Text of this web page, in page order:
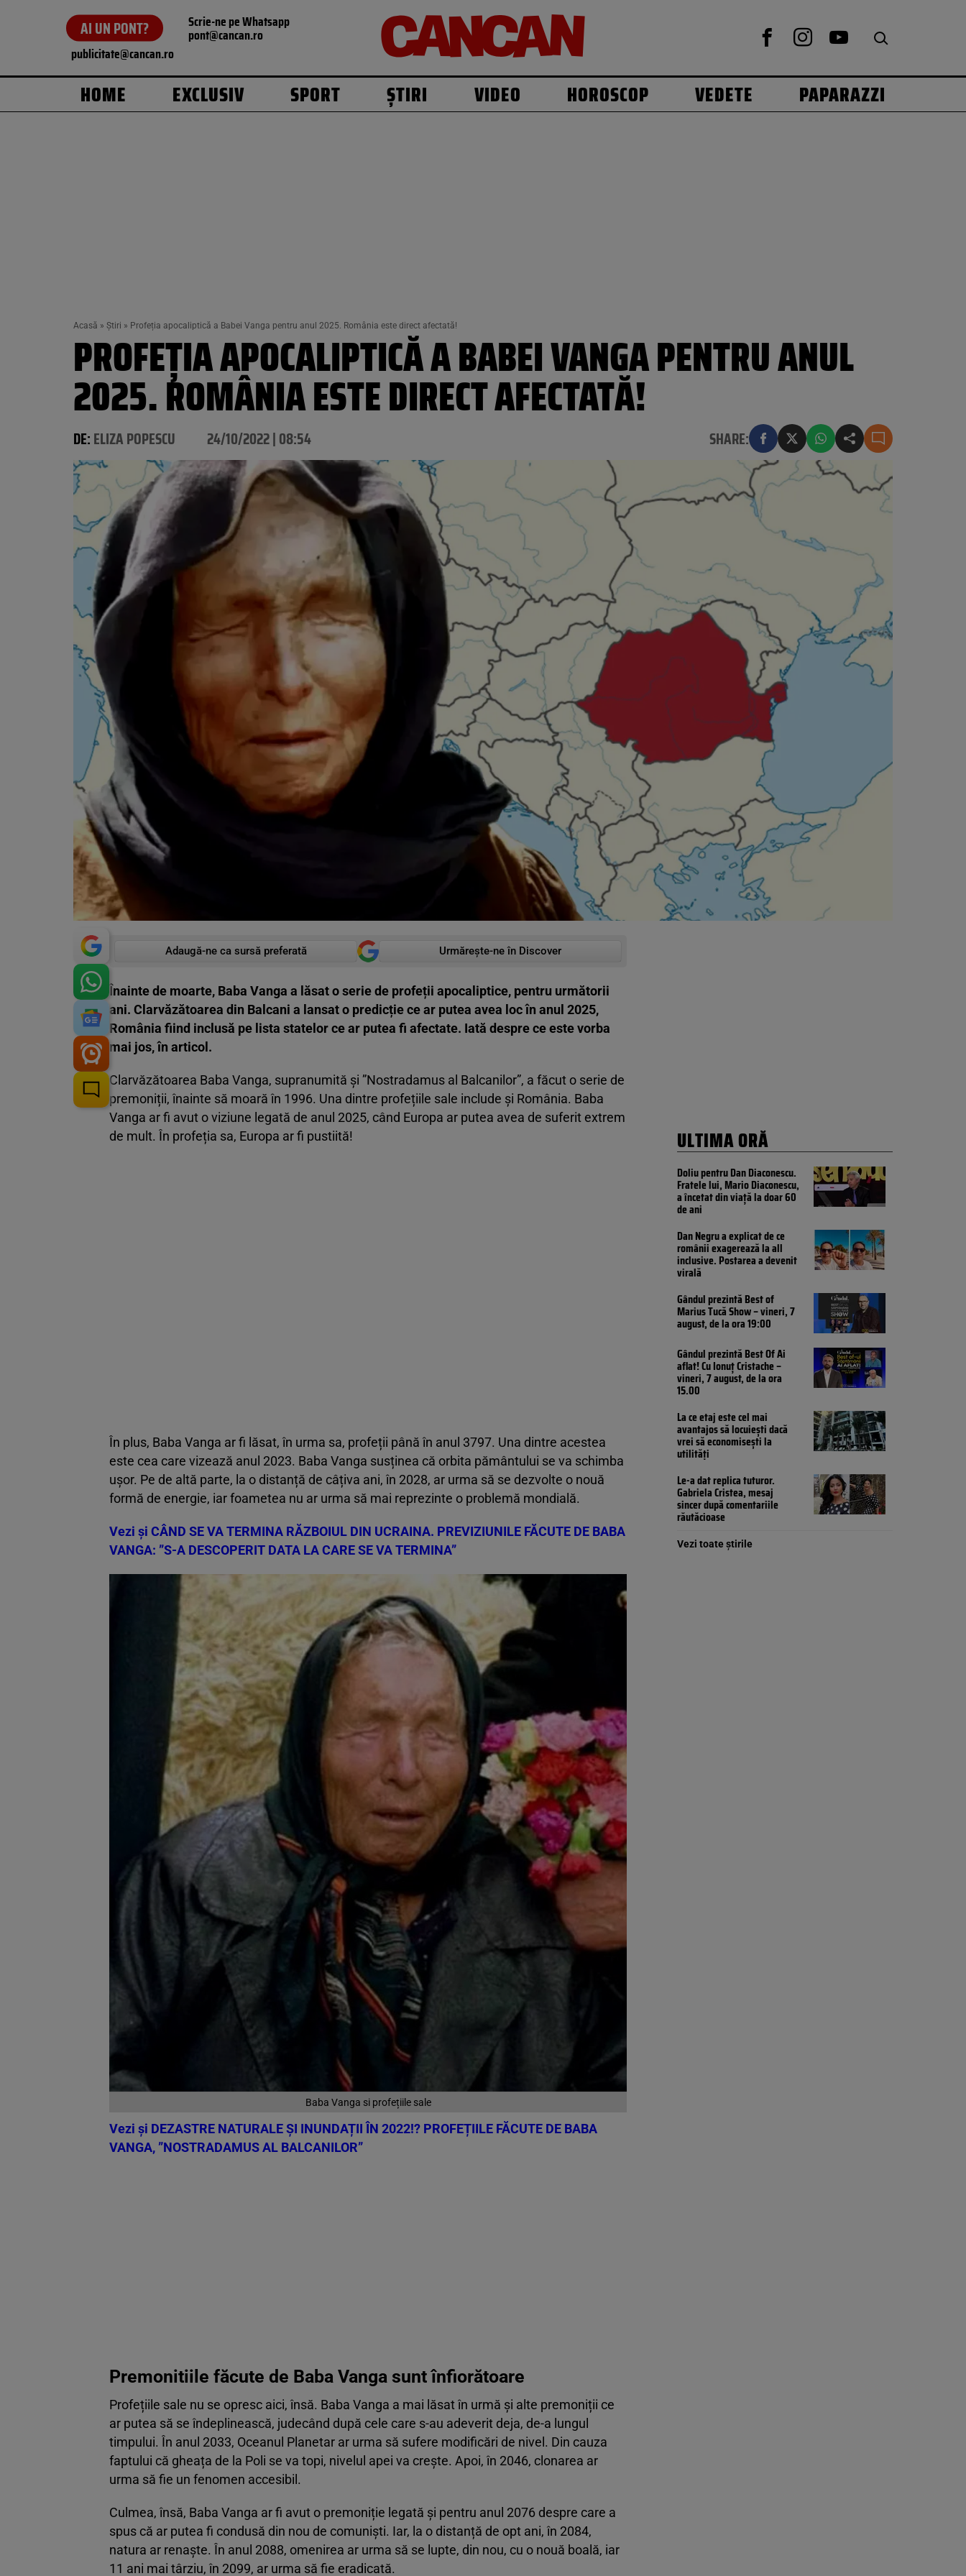
AI UN PONT? Scrie-ne pe Whatsapp
pont@cancan.ro
publicitate@cancan.ro
HOME EXCLUSIV SPORT ȘTIRI VIDEO HOROSCOP VEDETE PAPARAZZI
Acasă » Știri » Profeția apocaliptică a Babei Vanga pentru anul 2025. România este direct afectată!
PROFEȚIA APOCALIPTICĂ A BABEI VANGA PENTRU ANUL
2025. ROMÂNIA ESTE DIRECT AFECTATĂ!
DE:ELIZA POPESCU 24/10/2022 | 08:54 SHARE:
Adaugă-ne ca sursă preferată Urmărește-ne în Discover
Înainte de moarte, Baba Vanga a lăsat o serie de profeții apocaliptice, pentru următorii
ani. Clarvăzătoarea din Balcani a lansat o predicție ce ar putea avea loc în anul 2025,
România fiind inclusă pe lista statelor ce ar putea fi afectate. Iată despre ce este vorba
mai jos, în articol.
Clarvăzătoarea Baba Vanga, supranumită și ”Nostradamus al Balcanilor”, a făcut o serie de
premoniții, înainte să moară în 1996. Una dintre profețiile sale include și România. Baba
Vanga ar fi avut o viziune legată de anul 2025, când Europa ar putea avea de suferit extrem
de mult. În profeția sa, Europa ar fi pustiită!
În plus, Baba Vanga ar fi lăsat, în urma sa, profeții până în anul 3797. Una dintre acestea
este cea care vizează anul 2023. Baba Vanga susținea că orbita pământului se va schimba
ușor. Pe de altă parte, la o distanță de câțiva ani, în 2028, ar urma să se dezvolte o nouă
formă de energie, iar foametea nu ar urma să mai reprezinte o problemă mondială.
Vezi și CÂND SE VA TERMINA RĂZBOIUL DIN UCRAINA. PREVIZIUNILE FĂCUTE DE BABA
VANGA: ”S-A DESCOPERIT DATA LA CARE SE VA TERMINA”
Baba Vanga si profețiile sale
Vezi și DEZASTRE NATURALE ȘI INUNDAȚII ÎN 2022!? PROFEȚIILE FĂCUTE DE BABA
VANGA, ”NOSTRADAMUS AL BALCANILOR”
Premonitiile făcute de Baba Vanga sunt înfiorătoare
Profețiile sale nu se opresc aici, însă. Baba Vanga a mai lăsat în urmă și alte premoniții ce
ar putea să se îndeplinească, judecând după cele care s-au adeverit deja, de-a lungul
timpului. În anul 2033, Oceanul Planetar ar urma să sufere modificări de nivel. Din cauza
faptului că gheața de la Poli se va topi, nivelul apei va crește. Apoi, în 2046, clonarea ar
urma să fie un fenomen accesibil.
Culmea, însă, Baba Vanga ar fi avut o premoniție legată și pentru anul 2076 despre care a
spus că ar putea fi condusă din nou de comuniști. Iar, la o distanță de opt ani, în 2084,
natura ar renaște. În anul 2088, omenirea ar urma să se lupte, din nou, cu o nouă boală, iar
11 ani mai târziu, în 2099, ar urma să fie eradicată.
ULTIMA ORĂ
Doliu pentru Dan Diaconescu.
Fratele lui, Mario Diaconescu,
a încetat din viață la doar 60
de ani
Dan Negru a explicat de ce
românii exagerează la all
inclusive. Postarea a devenit
virală
Gândul prezintă Best of
Marius Tucă Show – vineri, 7
august, de la ora 19:00
Gândul prezintă Best Of Ai
aflat! Cu Ionuț Cristache –
vineri, 7 august, de la ora
15.00
La ce etaj este cel mai
avantajos să locuiești dacă
vrei să economisești la
utilități
Le-a dat replica tuturor.
Gabriela Cristea, mesaj
sincer după comentariile
răutăcioase
Vezi toate știrile